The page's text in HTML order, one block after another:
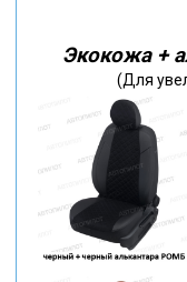
Экокожа +
(Для